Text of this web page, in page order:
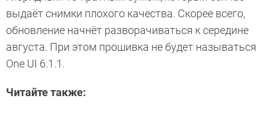
выдаёт снимки плохого качества. Скорее всего,
обновление начнёт разворачиваться к середине
августа. При этом прошивка не будет называться
One UI 6.1.1.
Читайте также: